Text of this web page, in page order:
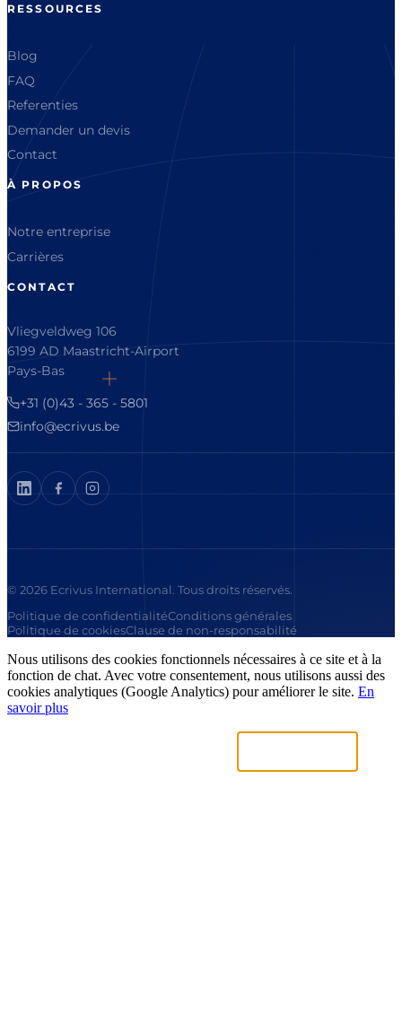
RESSOURCES
Blog
FAQ
Referenties
Demander un devis
Contact
À PROPOS
Notre entreprise
Carrières
CONTACT
Vliegveldweg 106
6199 AD Maastricht-Airport
Pays-Bas
+31 (0)43 - 365 - 5801
info@ecrivus.be
© 2026 Ecrivus International. Tous droits réservés.
Politique de confidentialitéConditions générales
Politique de cookiesClause de non-responsabilité
Nous utilisons des cookies fonctionnels nécessaires à ce site et à la
fonction de chat. Avec votre consentement, nous utilisons aussi des
cookies analytiques (Google Analytics) pour améliorer le site. En
savoir plus